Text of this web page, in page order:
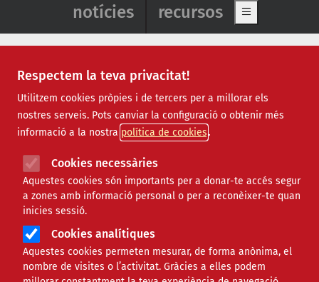
Respectem la teva privacitat!
Utilitzem cookies pròpies i de tercers per a millorar els
nostres serveis. Pots canviar la configuració o obtenir més
informació a la nostra política de cookies
Cookies necessàries
Aquestes cookies són importants per a donar-te accés segur
a zones amb informació personal o per a reconèixer-te quan
inicies sessió.
Cookies analítiques
Aquestes cookies permeten mesurar, de forma anònima, el
nombre de visites o l’activitat. Gràcies a elles podem
notícies recursos Show main
Notícies
Totes | Ambiental | Comunitari | Cultural | Social
|
Internacional | Projectes | Jurídic | Tecnològic
Formació